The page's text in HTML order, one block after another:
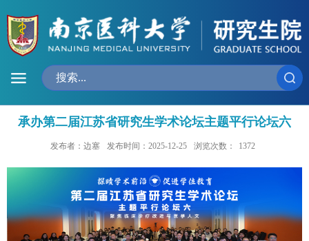
承办第二届江苏省研究生学术论坛主题平行论坛六
发布者：边塞 发布时间：2025-12-25 浏览次数： 1372